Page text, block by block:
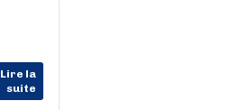
Lire la
suite